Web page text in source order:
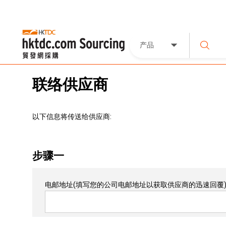
产品
联络供应商
以下信息将传送给供应商:
步骤一
电邮地址(填写您的公司电邮地址以获取供应商的迅速回覆)